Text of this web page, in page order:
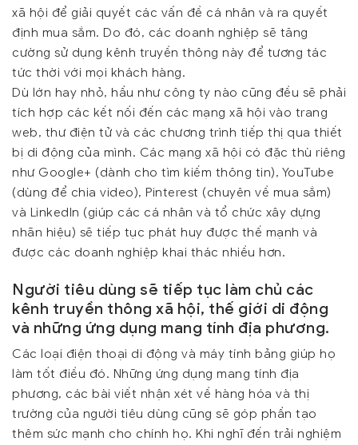
xã hội để giải quyết các vấn đề cá nhân và ra quyết
định mua sắm. Do đó, các doanh nghiệp sẽ tăng
cường sử dụng kênh truyền thông này để tương tác
tức thời với mọi khách hàng.
Dù lớn hay nhỏ, hầu như công ty nào cũng đều sẽ phải
tích hợp các kết nối đến các mạng xã hội vào trang
web, thư điện tử và các chương trình tiếp thị qua thiết
bị di động của mình. Các mạng xã hội có đặc thù riêng
như Google+ (dành cho tìm kiếm thông tin), YouTube
(dùng để chia video), Pinterest (chuyên về mua sắm)
và LinkedIn (giúp các cá nhân và tổ chức xây dựng
nhãn hiệu) sẽ tiếp tục phát huy được thế mạnh và
được các doanh nghiệp khai thác nhiều hơn.
Người tiêu dùng sẽ tiếp tục làm chủ các
kênh truyền thông xã hội, thế giới di động
và những ứng dụng mang tính địa phương.
Các loại điện thoại di động và máy tính bảng giúp họ
làm tốt điều đó. Những ứng dụng mang tính địa
phương, các bài viết nhận xét về hàng hóa và thị
trường của người tiêu dùng cũng sẽ góp phần tạo
thêm sức mạnh cho chính họ. Khi nghĩ đến trải nghiệm